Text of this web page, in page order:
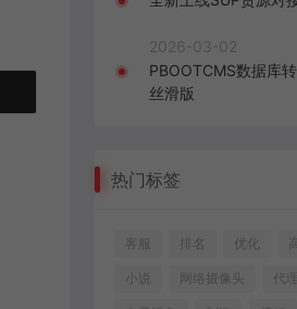
2026-03-02
PBOOTCMS数据库
丝滑版
热门标签
客服 排名 优化
小说 网络摄像头 代